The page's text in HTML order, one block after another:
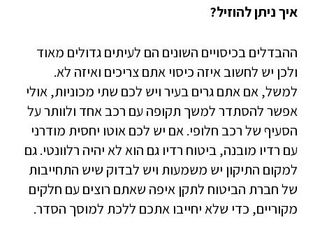
איך ניתן להוזיל?
ההבדלים בכיסויים השונים הם לעיתים גדולים מאוד
ולכן יש לחשוב איזה כיסוי אתם צריכים ואיזה לא.
למשל, אם אתם גרים בעיר ויש לכם שתי מכוניות, אולי
אפשר להסתדר למשך תקופה עם רכב אחד ולוותר על
הסעיף של רכב חלופי. אם יש לכם אוטו יחסית מודרני
עם רדיו מובנה, ביטוח רדיו גם הוא לא יהיה רלוונטי. גם
למקום התיקון יש משמעות ויש לבדוק שיש התחייבות
של חברת הביטוח לתקן איפה שאתם רוצים עם חלקים
מקוריים, כדי שלא יחייבו אתכם ללכת למוסך הסדר.